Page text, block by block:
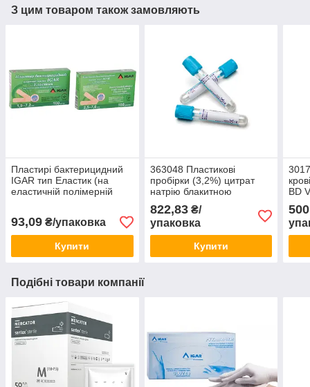
З цим товаром також замовляють
Пластирі бактерицидний
IGAR тип Еластик (на
еластичній полімерній
93,09 ₴/упаковка
Купити
363048 Пластикові
пробірки (3,2%) цитрат
натрію блакитною
кришкою BD, 2.7мл
(100шт)
822,83₴/
упаковка
Купити
BD
Подібні товари компанії